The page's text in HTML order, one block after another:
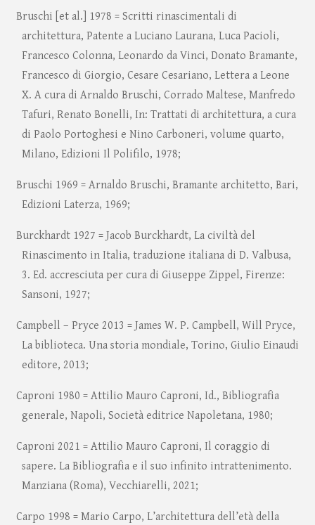
Bruschi [et al.] 1978 = Scritti rinascimentali di
architettura, Patente a Luciano Laurana, Luca Pacioli,
Francesco Colonna, Leonardo da Vinci, Donato Bramante,
Francesco di Giorgio, Cesare Cesariano, Lettera a Leone
X. A cura di Arnaldo Bruschi, Corrado Maltese, Manfredo
Tafuri, Renato Bonelli, In: Trattati di architettura, a cura
di Paolo Portoghesi e Nino Carboneri, volume quarto,
Milano, Edizioni Il Polifilo, 1978;
Bruschi 1969 = Arnaldo Bruschi, Bramante architetto, Bari,
Edizioni Laterza, 1969;
Burckhardt 1927 = Jacob Burckhardt, La civiltà del
Rinascimento in Italia, traduzione italiana di D. Valbusa,
3. Ed. accresciuta per cura di Giuseppe Zippel, Firenze:
Sansoni, 1927;
Campbell – Pryce 2013 = James W. P. Campbell, Will Pryce,
La biblioteca. Una storia mondiale, Torino, Giulio Einaudi
editore, 2013;
Caproni 1980 = Attilio Mauro Caproni, Id., Bibliografia
generale, Napoli, Società editrice Napoletana, 1980;
Caproni 2021 = Attilio Mauro Caproni, Il coraggio di
sapere. La Bibliografia e il suo infinito intrattenimento.
Manziana (Roma), Vecchiarelli, 2021;
Carpo 1998 = Mario Carpo, L’architettura dell’età della